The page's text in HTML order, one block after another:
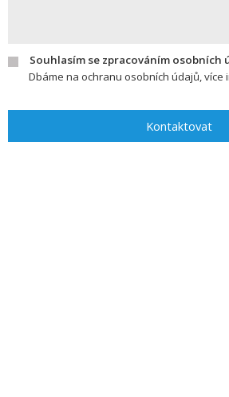
Souhlasím se zpracováním osobních
Dbáme na ochranu osobních údajů, více
Kontaktovat